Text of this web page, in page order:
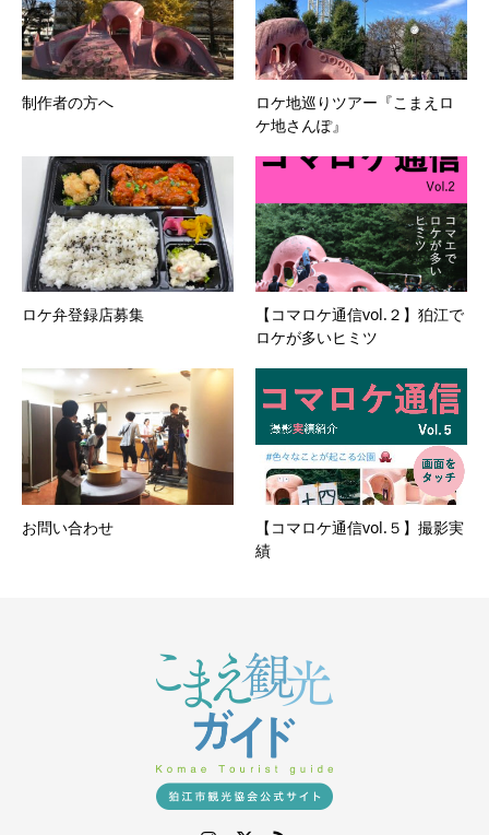
制作者の方へ
ロケ地巡りツアー『こまえロ
ケ地さんぽ』
ロケ弁登録店募集
【コマロケ通信vol.２】狛江で
ロケが多いヒミツ
お問い合わせ
【コマロケ通信vol.５】撮影実
績